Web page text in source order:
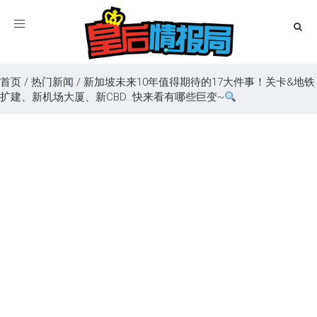
Toggle
首页 / 热门新闻 / 新加坡未来10年值得期待的17大件事！关卡&地铁
扩建、新机场大厦、新CBD…快来看有哪些巨变~